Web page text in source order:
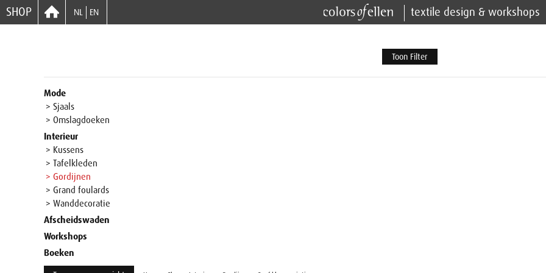
SHOP NL EN textile design & workshops
Toon Filter
Mode
> Sjaals
> Omslagdoeken
Interieur
> Kussens
> Tafelkleden
> Gordijnen
> Grand foulards
> Wanddecoratie
Afscheidswaden
Workshops
Boeken